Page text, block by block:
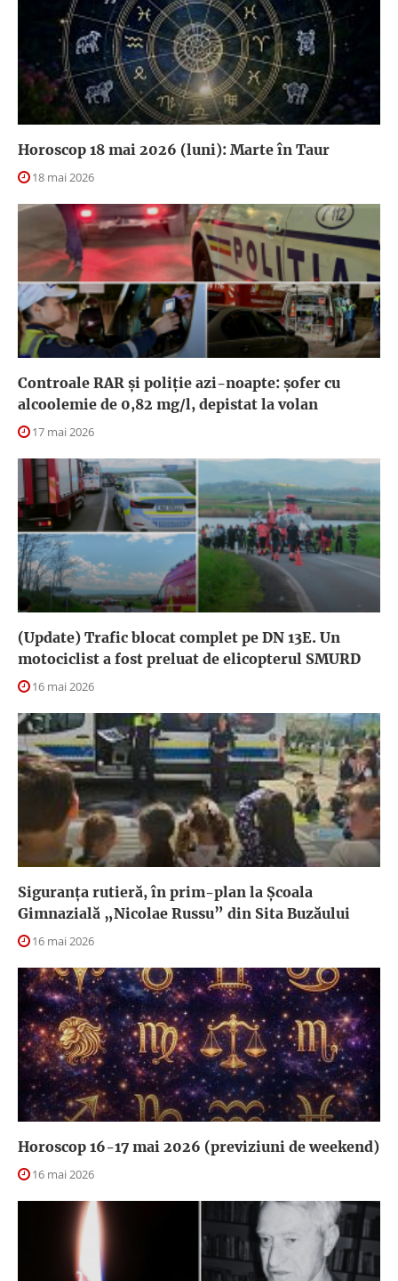
Horoscop 18 mai 2026 (luni): Marte în Taur
18 mai 2026
Controale RAR și poliție azi-noapte: șofer cu
alcoolemie de 0,82 mg/l, depistat la volan
17 mai 2026
(Update) Trafic blocat complet pe DN 13E. Un
motociclist a fost preluat de elicopterul SMURD
16 mai 2026
Siguranța rutieră, în prim-plan la Școala
Gimnazială „Nicolae Russu” din Sita Buzăului
16 mai 2026
Horoscop 16-17 mai 2026 (previziuni de weekend)
16 mai 2026